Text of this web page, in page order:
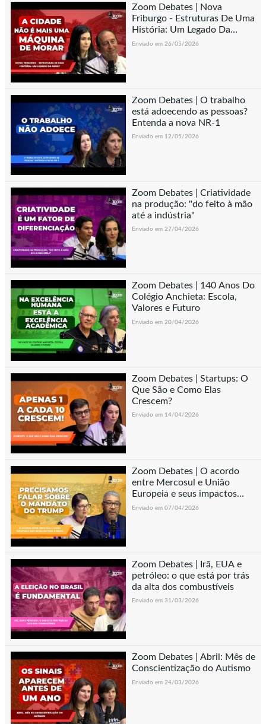
Zoom Debates | Nova
Friburgo - Estruturas De Uma
História: Um Legado Da
AEANF
Enviado em 26/05/2026
Zoom Debates | O trabalho
está adoecendo as pessoas?
Entenda a nova NR-1
Enviado em 12/05/2026
Zoom Debates | Criatividade
na produção: "do feito à mão
até a indústria"
Enviado em 27/04/2026
Zoom Debates | 140 Anos Do
Colégio Anchieta: Escola,
Valores e Futuro
Enviado em 20/04/2026
Zoom Debates | Startups: O
Que São e Como Elas
Crescem?
Enviado em 14/04/2026
Zoom Debates | O acordo
entre Mercosul e União
Europeia e seus impactos
para o Brasil
Enviado em 07/04/2026
Zoom Debates | Irã, EUA e
petróleo: o que está por trás
da alta dos combustíveis
Enviado em 31/03/2026
Zoom Debates | Abril: Mês de
Conscientização do Autismo
Enviado em 24/03/2026